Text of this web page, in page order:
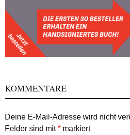
KOMMENTARE
Deine E-Mail-Adresse wird nicht
Felder sind mit* markiert